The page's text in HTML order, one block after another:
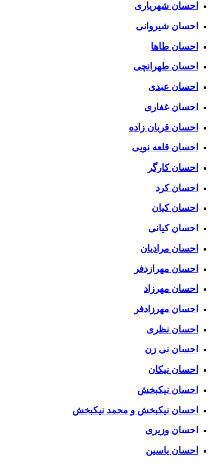
احسان شهریاری
احسان شیروانی
احسان طاها
احسان طهرانچی
احسان عبدی
احسان غفاری
احسان قربان زاده
احسان قلعه نویی
احسان کارگر
احسان کرد
احسان کیان
احسان کیانی
احسان مرادیان
احسان مهرازدفر
احسان مهرزاد
احسان مهرزادفر
احسان نظری
احسان نی زن
احسان نیکان
احسان نیکبخش
احسان نیکبخش و محمد نیکبخش
احسان وزیری
احسان یاسین